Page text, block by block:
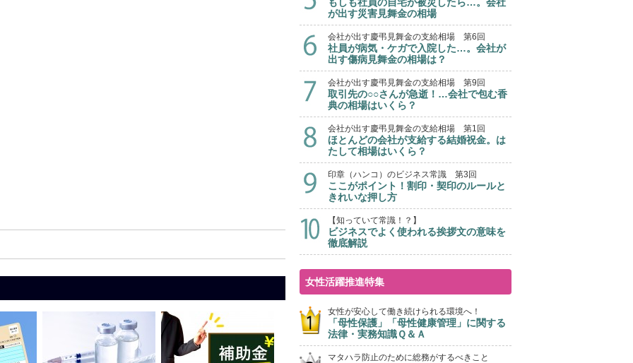
が出す災害見舞金の相場
会社が出す慶弔見舞金の支給相場 第6回
社員が病気・ケガで入院した…。会社が
出す傷病見舞金の相場は？
会社が出す慶弔見舞金の支給相場 第9回
取引先の○○さんが急逝！…会社で包む香
典の相場はいくら？
会社が出す慶弔見舞金の支給相場 第1回
ほとんどの会社が支給する結婚祝金。は
たして相場はいくら？
印章（ハンコ）のビジネス常識 第3回
ここがポイント！割印・契印のルールと
きれいな押し方
【知っていて常識！？】
ビジネスでよく使われる挨拶文の意味を
徹底解説
女性活躍推進特集
女性が安心して働き続けられる環境へ！
「母性保護」「母性健康管理」に関する
法律・実務知識Ｑ＆Ａ
マタハラ防止のために総務がするべきこと